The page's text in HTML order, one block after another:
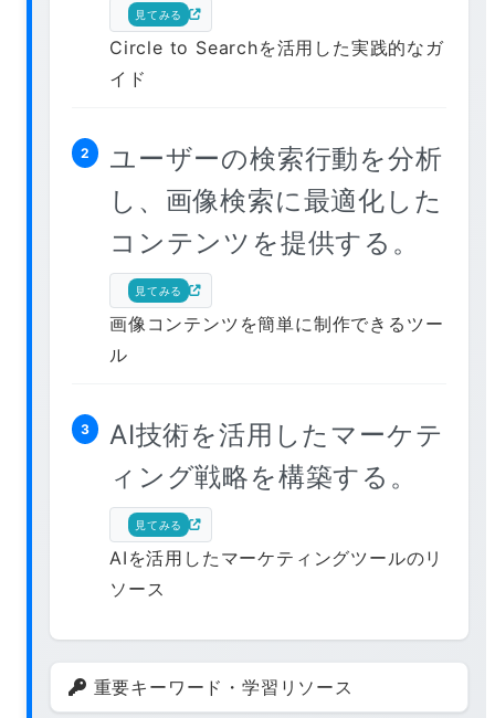
見てみる
Circle to Searchを活用した実践的なガ
イド
2
ユーザーの検索行動を分析
し、画像検索に最適化した
コンテンツを提供する。
見てみる
画像コンテンツを簡単に制作できるツー
ル
3
AI技術を活用したマーケテ
ィング戦略を構築する。
見てみる
AIを活用したマーケティングツールのリ
ソース
重要キーワード・学習リソース